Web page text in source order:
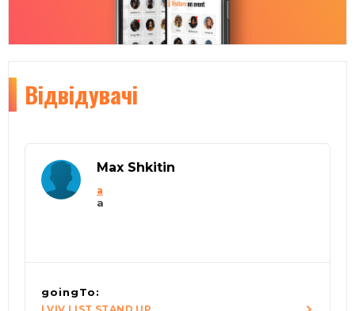
Відвідувачі
Max Shkitin
a
a
goingTo: